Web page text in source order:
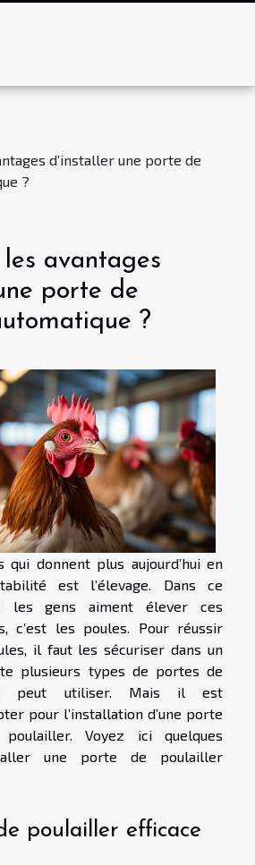
d’installer une porte de
?
avantages
porte de
?
qui donnent plus aujourd’hui en
est l’élevage. Dans ce
les gens aiment élever ces
c’est les poules. Pour réussir
il faut les sécuriser dans un
plusieurs types de portes de
peut utiliser. Mais il est
pour l’installation d’une porte
poulailler. Voyez ici quelques
une porte de poulailler
poulailler efficace